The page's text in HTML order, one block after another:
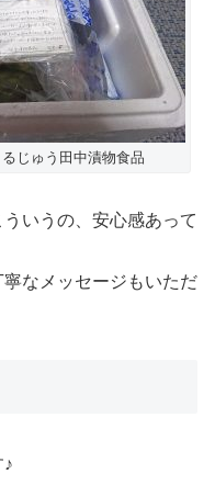
じゅう田中漬物食品
いうの、安心感あって
なメッセージもいただ